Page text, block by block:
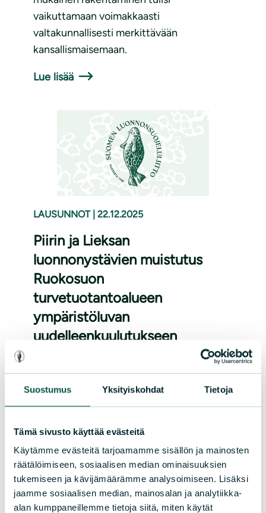
Suostumus Yksityiskohdat Tietoja
Tämä sivusto käyttää evästeitä
Käytämme evästeitä tarjoamamme sisällön ja mainosten
räätälöimiseen, sosiaalisen median ominaisuuksien
tukemiseen ja kävijämäärämme analysoimiseen. Lisäksi
jaamme sosiaalisen median, mainosalan ja analytiikka-
alan kumppaneillemme tietoja siitä, miten käytät
vaikuttamaan voimakkaasti
valtakunnallisesti merkittävään
kansallismaisemaan.
Lue lisää
LAUSUNNOT 22.12.2025
Piirin ja Lieksan
luonnonystävien muistutus
Ruokosuon
turvetuotantoalueen
ympäristöluvan
uudelleenkuulutukseen
valtionyhtiö Neova Oy:n
hylätä. Hakemus on huonosti valmisteltu
ja toteutuessaan turpeennostolla olisi
negatiivisia luontovaikutuksia.
Lue lisää